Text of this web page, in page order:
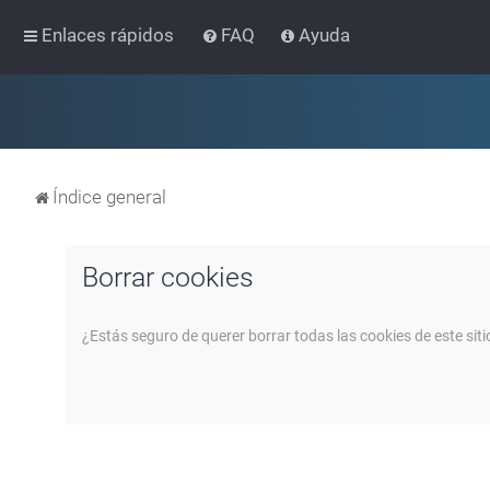
Enlaces rápidos FAQ Ayuda
Índice general
Borrar cookies
¿Estás seguro de querer borrar todas las cookies de este